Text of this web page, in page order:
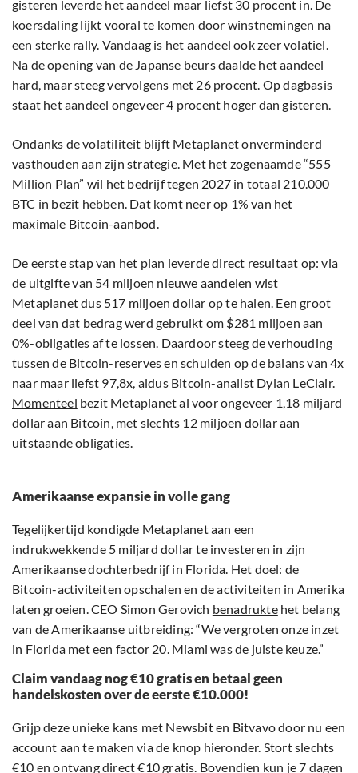
gisteren leverde het aandeel maar liefst 30 procent in. De
koersdaling lijkt vooral te komen door winstnemingen na
een sterke rally. Vandaag is het aandeel ook zeer volatiel.
Na de opening van de Japanse beurs daalde het aandeel
hard, maar steeg vervolgens met 26 procent. Op dagbasis
staat het aandeel ongeveer 4 procent hoger dan gisteren.
Ondanks de volatiliteit blijft Metaplanet onverminderd
vasthouden aan zijn strategie. Met het zogenaamde “555
Million Plan” wil het bedrijf tegen 2027 in totaal 210.000
BTC in bezit hebben. Dat komt neer op 1% van het
maximale Bitcoin-aanbod.
De eerste stap van het plan leverde direct resultaat op: via
de uitgifte van 54 miljoen nieuwe aandelen wist
Metaplanet dus 517 miljoen dollar op te halen. Een groot
deel van dat bedrag werd gebruikt om $281 miljoen aan
0%-obligaties af te lossen. Daardoor steeg de verhouding
tussen de Bitcoin-reserves en schulden op de balans van 4x
naar maar liefst 97,8x, aldus Bitcoin-analist Dylan LeClair.
Momenteel bezit Metaplanet al voor ongeveer 1,18 miljard
dollar aan Bitcoin, met slechts 12 miljoen dollar aan
uitstaande obligaties.
Amerikaanse expansie in volle gang
Tegelijkertijd kondigde Metaplanet aan een
indrukwekkende 5 miljard dollar te investeren in zijn
Amerikaanse dochterbedrijf in Florida. Het doel: de
Bitcoin-activiteiten opschalen en de activiteiten in Amerika
laten groeien. CEO Simon Gerovich benadruktehet belang
van de Amerikaanse uitbreiding: “We vergroten onze inzet
in Florida met een factor 20. Miami was de juiste keuze.”
Claim vandaag nog €10 gratis en betaal geen
handelskosten over de eerste €10.000!
Grijp deze unieke kans met Newsbit en Bitvavo door nu een
account aan te maken via de knop hieronder. Stort slechts
€10 en ontvang direct €10 gratis. Bovendien kun je 7 dagen